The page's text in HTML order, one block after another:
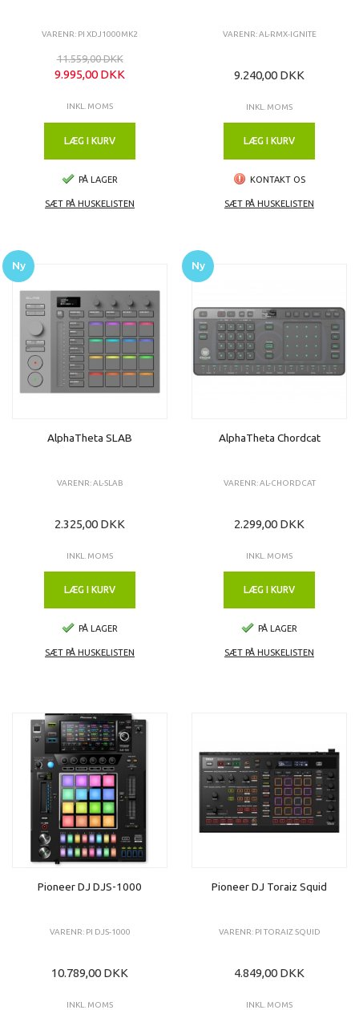
VARENR: PI XDJ1000MK2
11.559,00 DKK
9.995,00 DKK
INKL. MOMS
LÆG I KURV
PÅ LAGER
SÆT PÅ HUSKELISTEN
VARENR: AL-RMX-IGNITE
9.240,00 DKK
INKL. MOMS
LÆG I KURV
KONTAKT OS
SÆT PÅ HUSKELISTEN
AlphaTheta SLAB
VARENR: AL-SLAB
2.325,00 DKK
INKL. MOMS
LÆG I KURV
PÅ LAGER
SÆT PÅ HUSKELISTEN
Ny
AlphaTheta Chordcat
VARENR: AL-CHORDCAT
2.299,00 DKK
INKL. MOMS
LÆG I KURV
PÅ LAGER
SÆT PÅ HUSKELISTEN
Ny
Pioneer DJ DJS-1000
VARENR: PI DJS-1000
10.789,00 DKK
INKL. MOMS
Pioneer DJ Toraiz Squid
VARENR: PI TORAIZ SQUID
4.849,00 DKK
INKL. MOMS